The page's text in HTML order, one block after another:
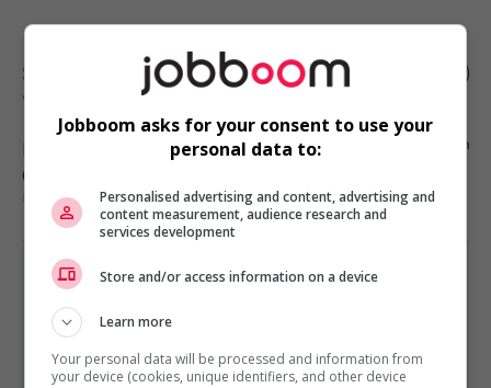
Stagiaire en maintenance- gestion des
actifs du bâtiment
, QC
Construction, production et
manutention
EST PRÉSENTÉ PAR
Jobboom asks for your consent to use your
personal data to:
Personalised advertising and content, advertising and
content measurement, audience research and
services development
Store and/or access information on a device
Learn more
Your personal data will be processed and information from
your device (cookies, unique identifiers, and other device